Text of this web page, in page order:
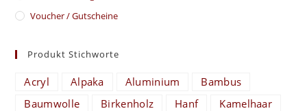
Voucher / Gutscheine
Produkt Stichworte
Acryl Alpaka Aluminium
Bambus
Baumwolle
Birkenholz Hanf
Kamelhaar